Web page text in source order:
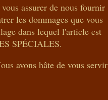
assurer de nous fournir
les dommages que vous
dans lequel l'article est
SPÉCIALES.
avons hâte de vous servir